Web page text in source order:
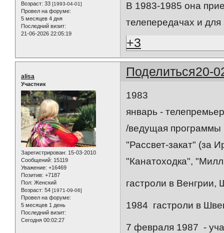
Возраст: 33 [1993-04-01]
Провел на форуме:
5 месяцев 4 дня
Последний визит:
21-06-2026 22:05:19
В 1983-1985 она
телепередачах и
+3
Поделиться20-
alisa
Участник
Зарегистрирован: 15-03-2010
Сообщений: 15119
Уважение: +16469
Позитив: +7187
Пол: Женский
Возраст: 54 [1971-09-06]
Провел на форуме:
5 месяцев 1 день
Последний визит:
Сегодня 00:02:27
1983
январь -
/ведущая программы
"Рассвет-закат" (за
"Канатоходка",
гастроли в Венгрии,
1984 гастроли в
7 февраля 1987 -